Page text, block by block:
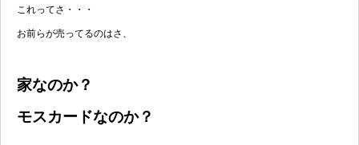
これってさ・・・
お前らが売ってるのはさ、
家なのか？
モスカードなのか？